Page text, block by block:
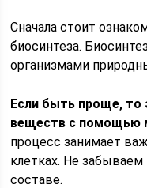
Сначала стоит
биосинтеза.
организмами
Если быть проще, то
веществ с помощью
процесс занимает
клетках. Не
составе.